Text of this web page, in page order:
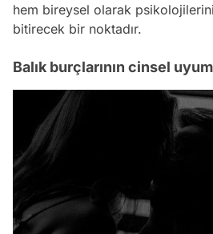
hem bireysel olarak
bitirecek bir noktadır.
Balık burçlarının cinsel